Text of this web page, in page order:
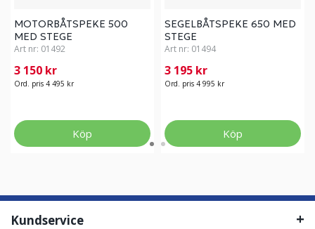
MOTORBÅTSPEKE 500
MED STEGE
Art nr: 01492
3 150 kr
Ord. pris 4 495 kr
Köp
SEGELBÅTSPEKE 650 MED
STEGE
Art nr: 01494
3 195 kr
Ord. pris 4 995 kr
Köp
Kundservice